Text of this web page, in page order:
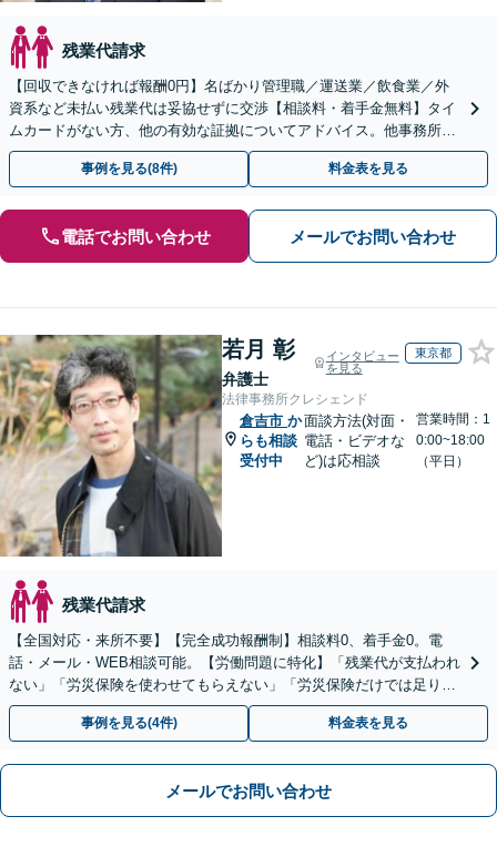
残業代請求
【回収できなければ報酬0円】名ばかり管理職／運送業／飲食業／外
資系など未払い残業代は妥協せずに交渉【相談料・着手金無料】タイ
ムカードがない方、他の有効な証拠についてアドバイス。他事務所で
断られた方もご相談ください。あなたの権利を守ります！
事例を見る(8件) 料金表を見る
電話でお問い合わせ メールでお問い合わせ
若月 彰
弁護士
インタビュー
を見る
東京都
法律事務所クレシェンド
倉吉市 か
らも相談
受付中
面談方法(対面・
電話・ビデオな
ど)は応相談
営業時間：1
0:00~18:00
（平日）
残業代請求
【全国対応・来所不要】【完全成功報酬制】相談料0、着手金0。電
話・メール・WEB相談可能。【労働問題に特化】「残業代が支払われ
ない」「労災保険を使わせてもらえない」「労災保険だけでは足りな
い。損害賠償請求したい」など労働問題はお任せを。
事例を見る(4件) 料金表を見る
メールでお問い合わせ